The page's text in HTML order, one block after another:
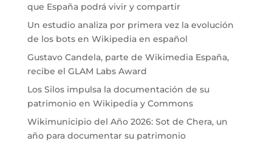
que España podrá vivir y compartir
Un estudio analiza por primera vez la evolución
de los bots en Wikipedia en español
Gustavo Candela, parte de Wikimedia España,
recibe el GLAM Labs Award
Los Silos impulsa la documentación de su
patrimonio en Wikipedia y Commons
Wikimunicipio del Año 2026: Sot de Chera, un
año para documentar su patrimonio